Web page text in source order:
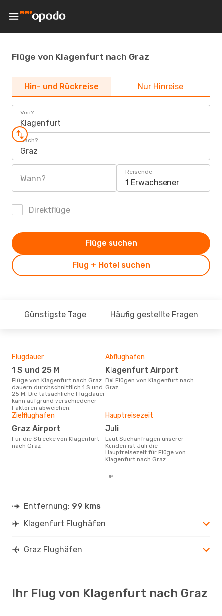
Flüge von Klagenfurt nach Graz
Hin- und Rückreise Nur Hinreise
Von?
Klagenfurt
Nach?
Graz
Wann?
Reisende
1 Erwachsener
Direktflüge
Flug + Hotel suchen
Flüge suchen
Günstigste Tage Häufig gestellte Fragen
Flugdauer
1 S und 25 M
Flüge von Klagenfurt nach Graz
dauern durchschnittlich 1 S und
25 M. Die tatsächliche Flugdauer
kann aufgrund verschiedener
Faktoren abweichen.
Abflughafen
Klagenfurt Airport
Bei Flügen von Klagenfurt nach
Graz
Zielflughafen
Graz Airport
Für die Strecke von Klagenfurt
nach Graz
Hauptreisezeit
Juli
Laut Suchanfragen unserer
Kunden ist Juli die
Hauptreisezeit für Flüge von
Klagenfurt nach Graz
Entfernung: 99 kms
Klagenfurt Flughäfen
Graz Flughäfen
Ihr Flug von Klagenfurt nach Graz